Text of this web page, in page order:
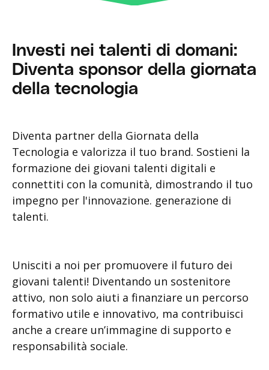
Investi nei talenti di domani:
Diventa sponsor della giornata
della tecnologia
Diventa partner della Giornata della
Tecnologia e valorizza il tuo brand. Sostieni la
formazione dei giovani talenti digitali e
connettiti con la comunità, dimostrando il tuo
impegno per l'innovazione. generazione di
talenti.
Unisciti a noi per promuovere il futuro dei
giovani talenti! Diventando un sostenitore
attivo, non solo aiuti a finanziare un percorso
formativo utile e innovativo, ma contribuisci
anche a creare un’immagine di supporto e
responsabilità sociale.